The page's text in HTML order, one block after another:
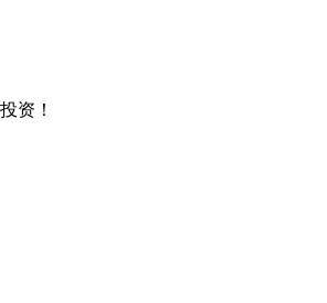
资！